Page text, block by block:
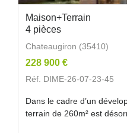
Maison+Terrain
4 pièces
Chateaugiron (35410)
228 900 €
Réf. DIME-26-07-23-45
Dans le cadre d’un
terrain de 260m² est